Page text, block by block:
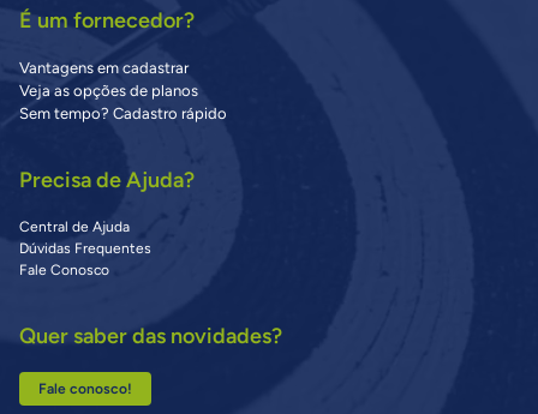
É um fornecedor?
Vantagens em cadastrar
Veja as opções de planos
Sem tempo? Cadastro rápido
Precisa de Ajuda?
Central de Ajuda
Dúvidas Frequentes
Fale Conosco
Quer saber das novidades?
Fale conosco!